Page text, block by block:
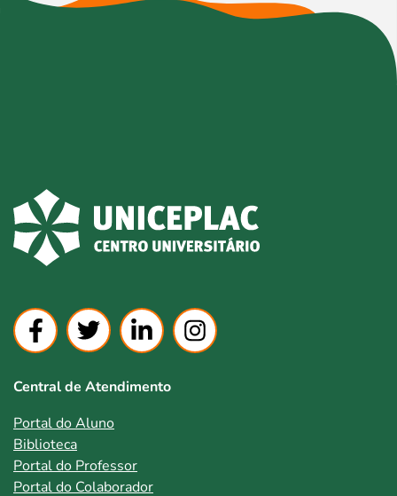
Central de Atendimento
Portal do Aluno
Biblioteca
Portal do Professor
Portal do Colaborador